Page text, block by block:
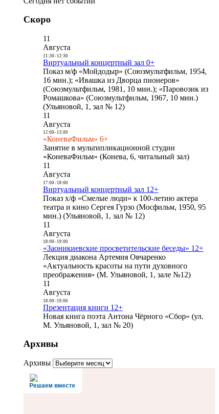
Скоро
11
Августа
11:30- 12:30
Виртуальный концертный зал 0+
Показ м/ф «Мойдодыр» (Союзмультфильм, 1954,
16 мин.); «Ивашка из Дворца пионеров»
(Союзмультфильм, 1981, 10 мин.); «Паровозик из
Ромашкова» (Союзмультфильм, 1967, 10 мин.)
(Ульяновой, 1, зал № 12)
11
Августа
12:00- 13:00
«КоневаФильм» 6+
Занятие в мультипликационной студии
«КоневаФильм» (Конева, 6, читальный зал)
11
Августа
17:00- 18:00
Виртуальный концертный зал 12+
Показ х/ф «Смелые люди» к 100-летию актера
театра и кино Сергея Гурзо (Мосфильм, 1950, 95
мин.) (Ульяновой, 1, зал № 12)
11
Августа
18:00- 19:00
«Заоникиевские просветительские беседы» 12+
Лекция диакона Артемия Овчаренко
«Актуальность красоты на пути духовного
преображения» (М. Ульяновой, 1, зале №12)
11
Августа
18:00- 19:00
Презентация книги 12+
Новая книга поэта Антона Чёрного «Сбор» (ул.
М. Ульяновой, 1, зал № 20)
Архивы
Архивы
Решаем вместе